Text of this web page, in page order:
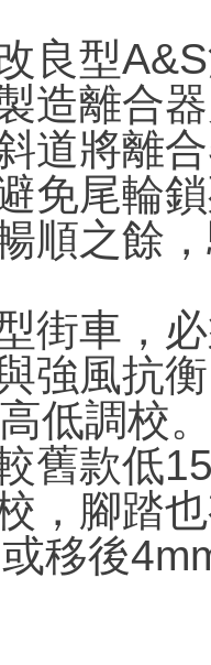
良型
造離合
道將離
免尾輪
順之餘
街車，
強風抗
低調校
舊款低
，腳踏
移後